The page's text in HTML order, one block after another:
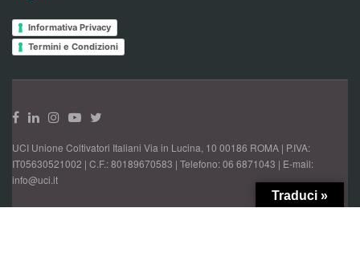
Informativa Privacy
Termini e Condizioni
UCI Unione Coltivatori Italiani Via in Lucina, 10 00186 ROMA | P.IVA:
IT05630521002 | C.F.: 80189670583 | Telefono: 06 6871043 | E-mail:
info@uci.it
Traduci »